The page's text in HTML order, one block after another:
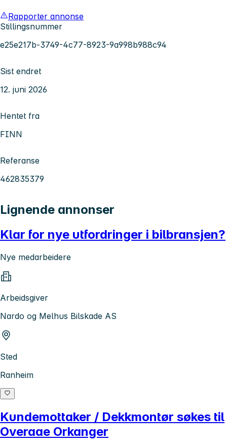
Rapporter annonse
Stillingsnummer
e25e217b-3749-4c77-8923-9a998b988c94
Sist endret
12. juni 2026
Hentet fra
FINN
Referanse
462835379
Lignende annonser
Klar for nye utfordringer i bilbransjen?
Nye medarbeidere
Arbeidsgiver
Nardo og Melhus Bilskade AS
Sted
Ranheim
Kundemottaker / Dekkmontør søkes til
Overaae Orkanger